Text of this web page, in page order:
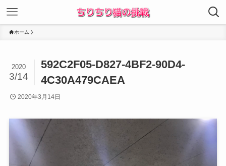
ホーム
592C2F05-D827-4BF2-90D4-
4C30A479CAEA
2020
3/14
2020年3月14日